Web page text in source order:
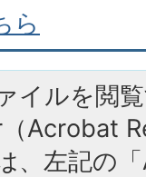
ら
イルを閲
Acrobat
、左記の